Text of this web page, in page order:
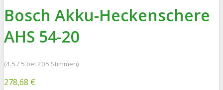
Bosch Akku-Heckenschere
AHS 54-20
(4.5 / 5 bei 205 Stimmen)
278,68 €